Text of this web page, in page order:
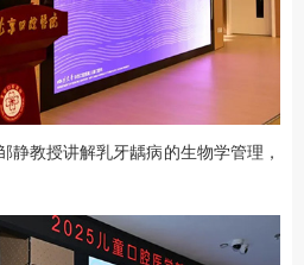
静教授讲解乳牙龋病的生物学管理，